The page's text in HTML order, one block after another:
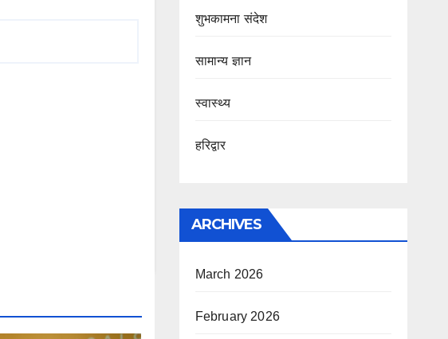
शुभकामना संदेश
सामान्य ज्ञान
स्वास्थ्य
हरिद्वार
ARCHIVES
March 2026
February 2026